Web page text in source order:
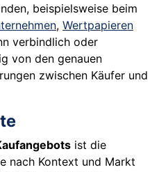
beispielsweise beim
, Wertpapieren
verbindlich oder
von den genauen
zwischen Käufer und
ist die
nach Kontext und Markt